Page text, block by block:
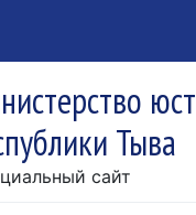
Тыва
сайт